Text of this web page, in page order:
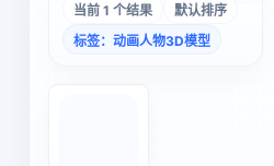
当前 1 个结果
默认排序
标签：动画人物3D模型